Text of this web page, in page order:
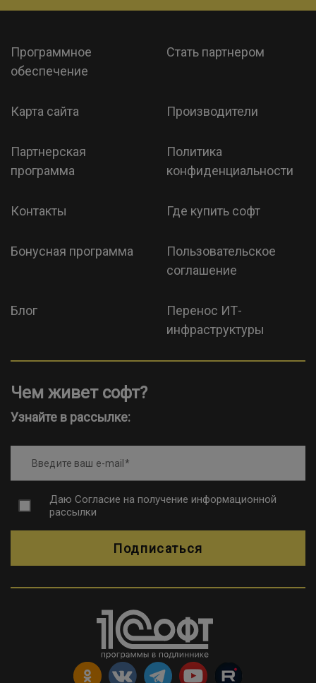
Программное
обеспечение
Стать партнером
Карта сайта Производители
Партнерская
программа
Политика
конфиденциальности
Контакты Где купить софт
Бонусная программа
Пользовательское
соглашение
Блог
Перенос ИТ-
инфраструктуры
Чем живет софт?
Узнайте в рассылке:
Введите ваш e-mail
Даю Согласие на получение информационной
рассылки
Подписаться